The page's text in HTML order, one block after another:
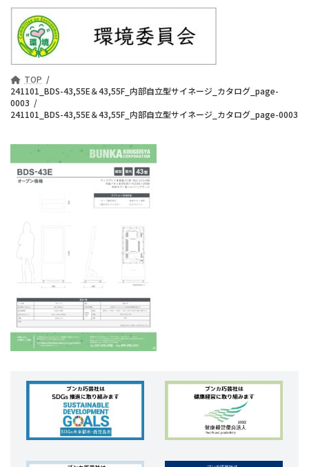
TOP
241101_BDS-43,55E＆43,55F_内部自立型サイネージ_カタログ_page-
0003
241101_BDS-43,55E＆43,55F_内部自立型サイネージ_カタログ_page-0003